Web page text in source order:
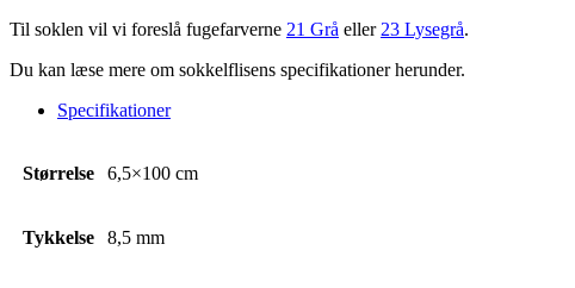
Til soklen vil vi foreslå fugefarverne 21 Grå eller 23 Lysegrå.
Du kan læse mere om sokkelflisens specifikationer herunder.
Specifikationer
Størrelse 6,5×100 cm
Tykkelse 8,5 mm